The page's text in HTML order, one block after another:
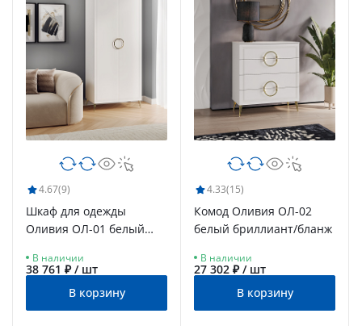
4.67(9)
Шкаф для одежды
Оливия ОЛ-01 белый
В наличии
38 761 ₽ / шт
В корзину
4.33(15)
Комод Оливия ОЛ-02
белый бриллиант/бланж
В наличии
27 302 ₽ / шт
В корзину